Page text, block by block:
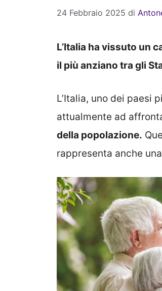
24 Febbraio 2025 di
L’Italia ha vissuto un
il più anziano tra gli
L’Italia, uno dei paesi
attualmente ad
della popolazione.
rappresenta anche